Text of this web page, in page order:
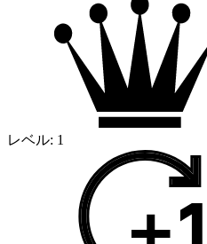
レベル: 1